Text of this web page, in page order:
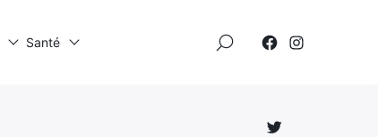
Santé
Élément